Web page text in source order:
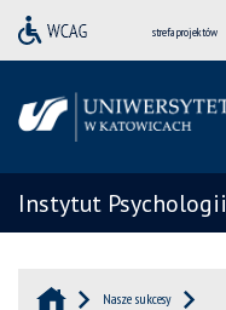
strefa projektów
Instytut Psychologii
Nasze sukcesy